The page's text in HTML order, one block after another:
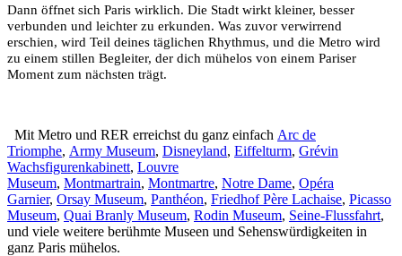
Dann öffnet sich Paris wirklich. Die Stadt wirkt kleiner, besser
verbunden und leichter zu erkunden. Was zuvor verwirrend
erschien, wird Teil deines täglichen Rhythmus, und die Metro wird
zu einem stillen Begleiter, der dich mühelos von einem Pariser
Moment zum nächsten trägt.
Mit Metro und RER erreichst du ganz einfach Arc de
Triomphe, Army Museum, Disneyland, Eiffelturm, Grévin
Wachsfigurenkabinett, Louvre
Museum, Montmartrain, Montmartre, Notre Dame, Opéra
Garnier, Orsay Museum, Panthéon, Friedhof Père Lachaise, Picasso
Museum, Quai Branly Museum, Rodin Museum, Seine-Flussfahrt,
und viele weitere berühmte Museen und Sehenswürdigkeiten in
ganz Paris mühelos.